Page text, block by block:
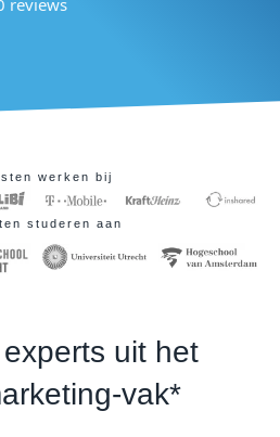
werken bij
studeren aan
uit het
vak*